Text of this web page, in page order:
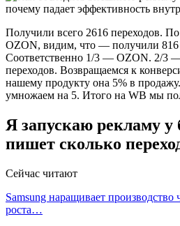
Получили всего 2616 переходов.
OZON, видим, что — получили 816
Соответственно 1/3 — OZON. 2/3
переходов. Возвращаемся к
нашему продукту она 5% в
умножаем на 5. Итого на WB мы
Я запускаю рекламу у
пишет сколько
Сейчас читают
Samsung наращивает
роста…